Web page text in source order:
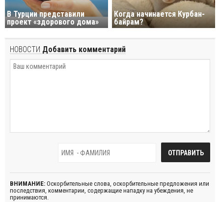
В Турции представили
проект «здорового дома»
Когда начинается Курбан-
байрам?
НОВОСТИ Добавить комментарий
ВНИМАНИЕ: Оскорбительные слова, оскорбительные предложения или
последствия, комментарии, содержащие нападку на убеждения, не
принимаются.